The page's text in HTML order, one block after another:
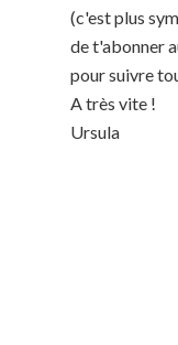
(c'est plus
de t'abonner
pour suivre
A très vite !
Ursula